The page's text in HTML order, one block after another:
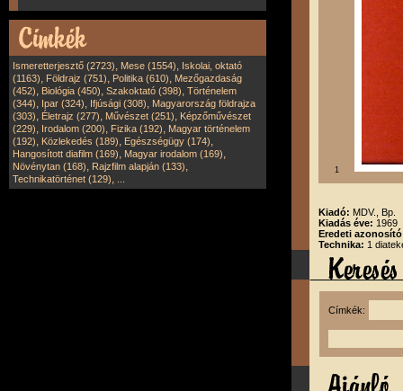
Ismeretterjesztő (2723), Mese (1554), Iskolai, oktató
(1163), Földrajz (751), Politika (610), Mezőgazdaság
(452), Biológia (450), Szakoktató (398), Történelem
(344), Ipar (324), Ifjúsági (308), Magyarország földrajza
(303), Életrajz (277), Művészet (251), Képzőművészet
(229), Irodalom (200), Fizika (192), Magyar történelem
(192), Közlekedés (189), Egészségügy (174),
Hangosított diafilm (169), Magyar irodalom (169),
Növénytan (168), Rajzfilm alapján (133),
Technikatörténet (129),
1
Kiadó: MDV., Bp.
Kiadás éve: 1969
Eredeti
Technika: 1
Címkék: